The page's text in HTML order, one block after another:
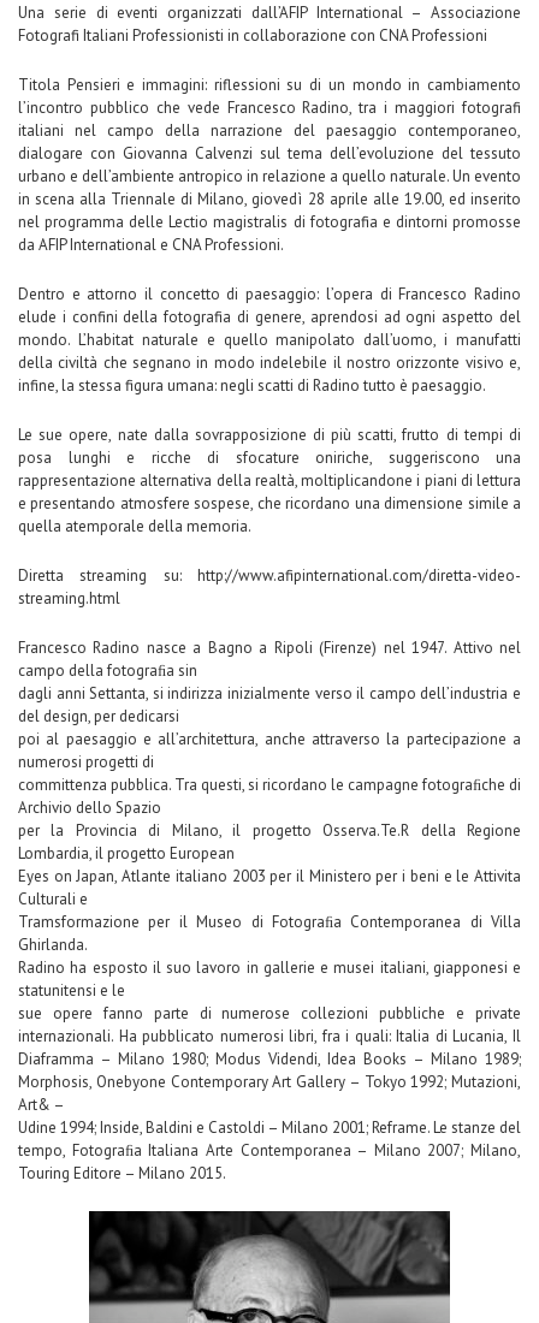
Una serie di eventi organizzati dall’AFIP International – Associazione
Fotografi Italiani Professionisti in collaborazione con CNA Professioni
Titola Pensieri e immagini: riflessioni su di un mondo in cambiamento
l’incontro pubblico che vede Francesco Radino, tra i maggiori fotografi
italiani nel campo della narrazione del paesaggio contemporaneo,
dialogare con Giovanna Calvenzi sul tema dell’evoluzione del tessuto
urbano e dell’ambiente antropico in relazione a quello naturale. Un evento
in scena alla Triennale di Milano, giovedì 28 aprile alle 19.00, ed inserito
nel programma delle Lectio magistralis di fotografia e dintorni promosse
da AFIP International e CNA Professioni.
Dentro e attorno il concetto di paesaggio: l’opera di Francesco Radino
elude i confini della fotografia di genere, aprendosi ad ogni aspetto del
mondo. L’habitat naturale e quello manipolato dall’uomo, i manufatti
della civiltà che segnano in modo indelebile il nostro orizzonte visivo e,
infine, la stessa figura umana: negli scatti di Radino tutto è paesaggio.
Le sue opere, nate dalla sovrapposizione di più scatti, frutto di tempi di
posa lunghi e ricche di sfocature oniriche, suggeriscono una
rappresentazione alternativa della realtà, moltiplicandone i piani di lettura
e presentando atmosfere sospese, che ricordano una dimensione simile a
quella atemporale della memoria.
Diretta streaming su: http://www.afipinternational.com/diretta-video-
streaming.html
Francesco Radino nasce a Bagno a Ripoli (Firenze) nel 1947. Attivo nel
campo della fotograﬁa sin
dagli anni Settanta, si indirizza inizialmente verso il campo dell’industria e
del design, per dedicarsi
poi al paesaggio e all’architettura, anche attraverso la partecipazione a
numerosi progetti di
committenza pubblica. Tra questi, si ricordano le campagne fotograﬁche di
Archivio dello Spazio
per la Provincia di Milano, il progetto Osserva.Te.R della Regione
Lombardia, il progetto European
Eyes on Japan, Atlante italiano 2003 per il Ministero per i beni e le Attivita
Culturali e
Tramsformazione per il Museo di Fotograﬁa Contemporanea di Villa
Ghirlanda.
Radino ha esposto il suo lavoro in gallerie e musei italiani, giapponesi e
statunitensi e le
sue opere fanno parte di numerose collezioni pubbliche e private
internazionali. Ha pubblicato numerosi libri, fra i quali: Italia di Lucania, Il
Diaframma – Milano 1980; Modus Videndi, Idea Books – Milano 1989;
Morphosis, Onebyone Contemporary Art Gallery – Tokyo 1992; Mutazioni,
Art& –
Udine 1994; Inside, Baldini e Castoldi – Milano 2001; Reframe. Le stanze del
tempo, Fotograﬁa Italiana Arte Contemporanea – Milano 2007; Milano,
Touring Editore – Milano 2015.